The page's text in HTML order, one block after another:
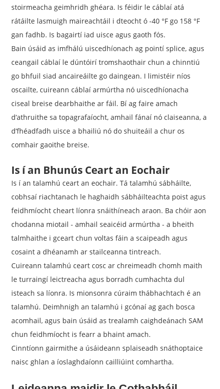
stoirmeacha geimhridh ghéara. Is féidir le cáblaí atá
rátáilte lasmuigh maireachtáil i dteocht ó -40 °F go 158 °F
gan fadhb. Is bagairtí iad uisce agus gaoth fós.
Bain úsáid as imfhálú uiscedhíonach ag pointí splice, agus
ceangail cáblaí le dúntóirí tromshaothair chun a chinntiú
go bhfuil siad ancaireáilte go daingean. I limistéir níos
oscailte, cuireann cáblaí armúrtha nó uiscedhíonacha
ciseal breise dearbhaithe ar fáil. Bí ag faire amach
d’athruithe sa topagrafaíocht, amhail fánaí nó claiseanna, a
d’fhéadfadh uisce a bhailiú nó do shuiteáil a chur os
comhair gaoithe breise.
Is í an Bhunús Ceart an Eochair
Is í an talamhú ceart an eochair. Tá talamhú sábháilte,
cobhsaí riachtanach le haghaidh sábháilteachta poist agus
feidhmíocht cheart líonra snáithíneach araon. Ba chóir aon
chodanna miotail - amhail seaicéid armúrtha - a bheith
talmhaithe i gceart chun voltas fáin a scaipeadh agus
cosaint a dhéanamh ar stailceanna tintreach.
Cuireann talamhú ceart cosc ​​ar chreimeadh chomh maith
le turraingí leictreacha agus borradh cumhachta dul
isteach sa líonra. Is mionsonra cúraim thábhachtach é an
talamhú. Deimhnigh an talamhú i gcónaí ag gach bosca
acomhail, agus bain úsáid as trealamh caighdeánach SAM
chun feidhmíocht is fearr a bhaint amach.
Cinntíonn gairmithe a úsáideann splaiseadh snáthoptaice
naisc ghlan a íoslaghdaíonn cailliúint comhartha.